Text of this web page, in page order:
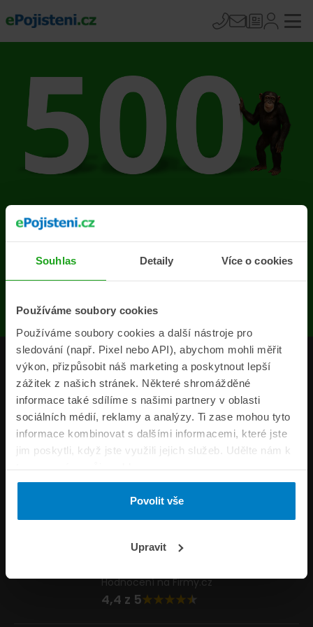
Souhlas Detaily Více o cookies
Používáme soubory cookies
Používáme soubory cookies a další nástroje pro
sledování (např. Pixel nebo API), abychom mohli měřit
výkon, přizpůsobit náš marketing a poskytnout lepší
zážitek z našich stránek. Některé shromážděné
informace také sdílíme s našimi partnery v oblasti
sociálních médií, reklamy a analýzy. Ti zase mohou tyto
informace kombinovat s dalšími informacemi, které jste
jim poskytli, když jste využili jejich služeb. Udělte nám k
tomu prosím svůj souhlas.
Povolit vše
Upravit
Na stránce se vyskytla
chyba
Produkty
Pojišťovny
Informace
ePojisteni.cz
Formuláře
Napište nám
Hodnocení na Firmy.cz
4,4 z 5